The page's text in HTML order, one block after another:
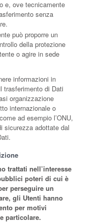
e, ove tecnicamente
senza
può proporre un
della protezione
o agire in sede
informazioni in
trasferimento di Dati
organizzazione
internazionale o
ad esempio l’ONU,
sicurezza adottate dal
trattati nell’interesse
poteri di cui è
perseguire un
gli Utenti hanno
per motivi
particolare.